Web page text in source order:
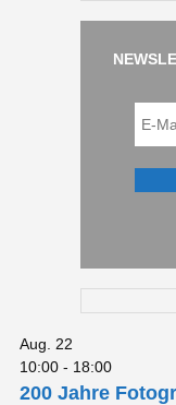
Aug. 22
10:00 - 18:00
200 Jahre